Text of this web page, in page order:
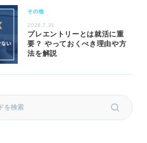
その他
2026.7.31
プレエントリーとは就活に重
要？ やっておくべき理由や方
法を解説